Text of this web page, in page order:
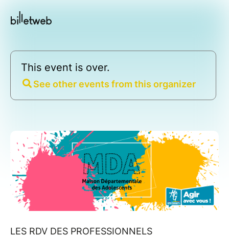
This event is over.
See other events from this organizer
LES RDV DES PROFESSIONNELS